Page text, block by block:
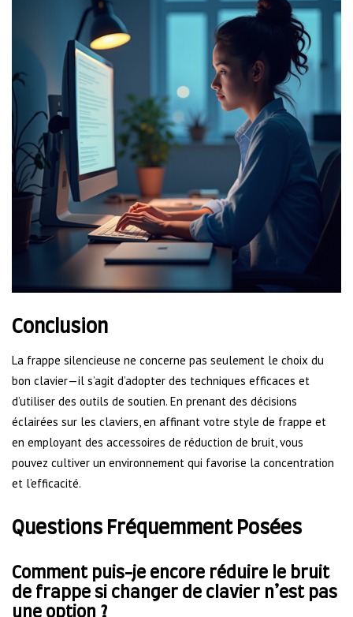
Conclusion
La frappe silencieuse ne concerne pas seulement le choix du
bon clavier—il s’agit d’adopter des techniques efficaces et
d’utiliser des outils de soutien. En prenant des décisions
éclairées sur les claviers, en affinant votre style de frappe et
en employant des accessoires de réduction de bruit, vous
pouvez cultiver un environnement qui favorise la concentration
et l’efficacité.
Questions Fréquemment Posées
Comment puis-je encore réduire le bruit
de frappe si changer de clavier n’est pas
une option ?